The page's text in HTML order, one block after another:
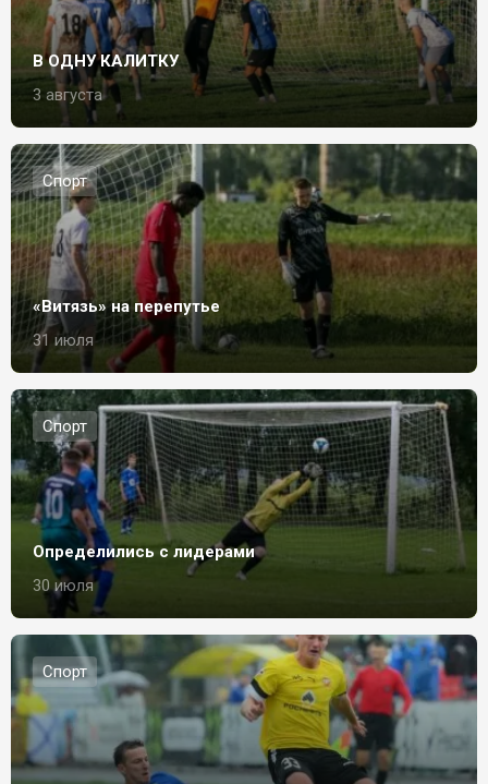
В ОДНУ КАЛИТКУ
3 августа
Спорт
«Витязь» на перепутье
31 июля
Спорт
Определились с лидерами
30 июля
Спорт